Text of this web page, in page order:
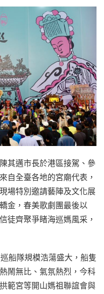
其邁市長於港區接駕、參
自全臺各地的宮廟代表，
場特別邀請藝陣及文化展
金，春美歌劇團最後以
徒齊聚爭睹海巡媽風采，
船隊規模浩蕩盛大，船隻
鬧無比、氣氛熱烈，今科
範宮等開山媽祖聯誼會與